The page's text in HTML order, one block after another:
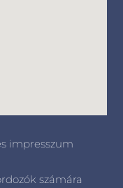
impresszum
számára